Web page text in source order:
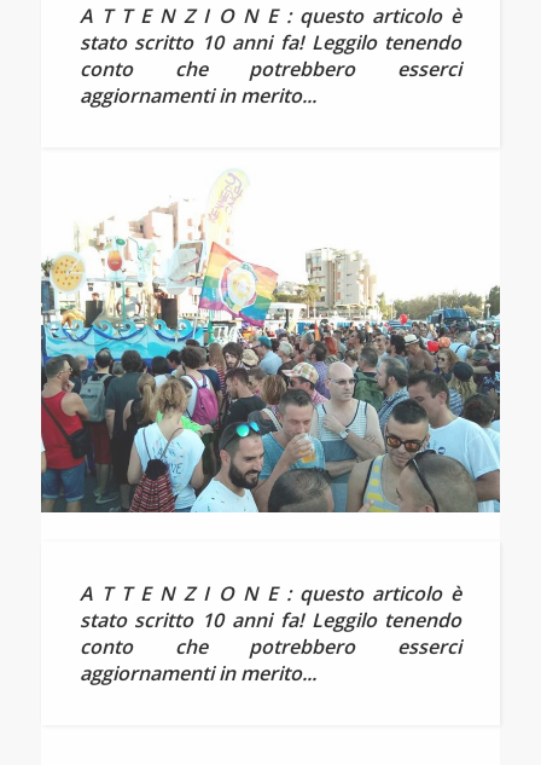
A T T E N Z I O N E : questo articolo è
stato scritto 10 anni fa! Leggilo tenendo
conto che potrebbero esserci
aggiornamenti in merito...
A T T E N Z I O N E : questo articolo è
stato scritto 10 anni fa! Leggilo tenendo
conto che potrebbero esserci
aggiornamenti in merito...